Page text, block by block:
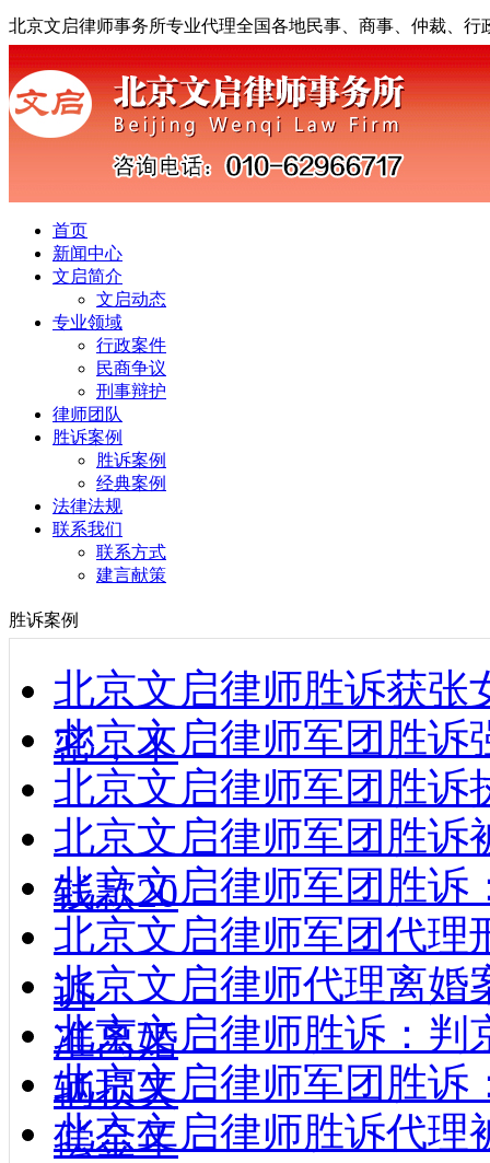
北京文启律师事务所专业代理全国各地民事、商事、仲裁、行
首页
新闻中心
文启简介
文启动态
专业领域
行政案件
民商争议
刑事辩护
律师团队
胜诉案例
胜诉案例
经典案例
法律法规
联系我们
联系方式
建言献策
胜诉案例
北京文启律师胜诉获张
密，不
北京文启律师军团胜诉
北京文启律师军团胜诉
北京文启律师军团胜诉
钱款20
北京文启律师军团胜诉
北京文启律师军团代理
诉
北京文启律师代理离婚
准离婚
北京文启律师胜诉：判
辆损失
北京文启律师军团胜诉
偿金年
北京文启律师胜诉代理